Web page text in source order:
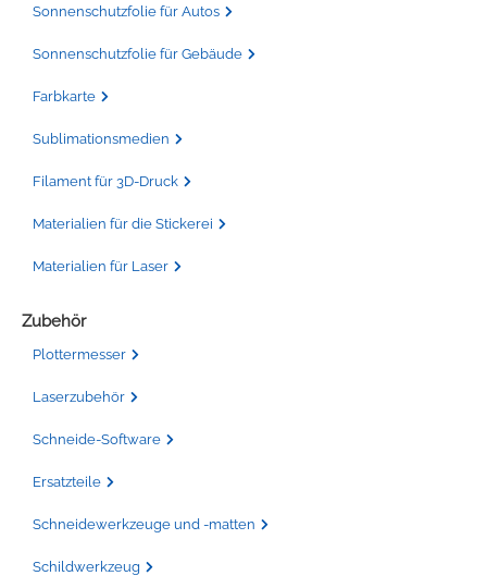
Sonnenschutzfolie für Autos
Sonnenschutzfolie für Gebäude
Farbkarte
Sublimationsmedien
Filament für 3D-Druck
Materialien für die Stickerei
Materialien für Laser
Zubehör
Plottermesser
Laserzubehör
Schneide-Software
Ersatzteile
Schneidewerkzeuge und -matten
Schildwerkzeug